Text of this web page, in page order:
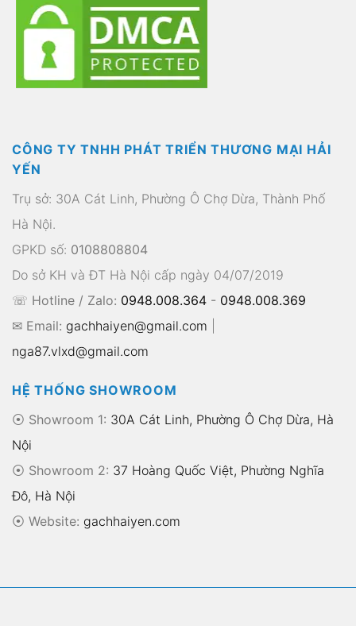
CÔNG TY TNHH PHÁT TRIỂN THƯƠNG MẠI HẢI
YẾN
Trụ sở: 30A Cát Linh, Phường Ô Chợ Dừa, Thành Phố
Hà Nội.
GPKD số: 0108808804
Do sở KH và ĐT Hà Nội cấp ngày 04/07/2019
☏ Hotline / Zalo: 0948.008.364 - 0948.008.369
✉ Email: gachhaiyen@gmail.com
nga87.vlxd@gmail.com
HỆ THỐNG SHOWROOM
⦿ Showroom 1: 30A Cát Linh, Phường Ô Chợ Dừa, Hà
Nội
⦿ Showroom 2: 37 Hoàng Quốc Việt, Phường Nghĩa
Đô, Hà Nội
⦿ Website: gachhaiyen.com